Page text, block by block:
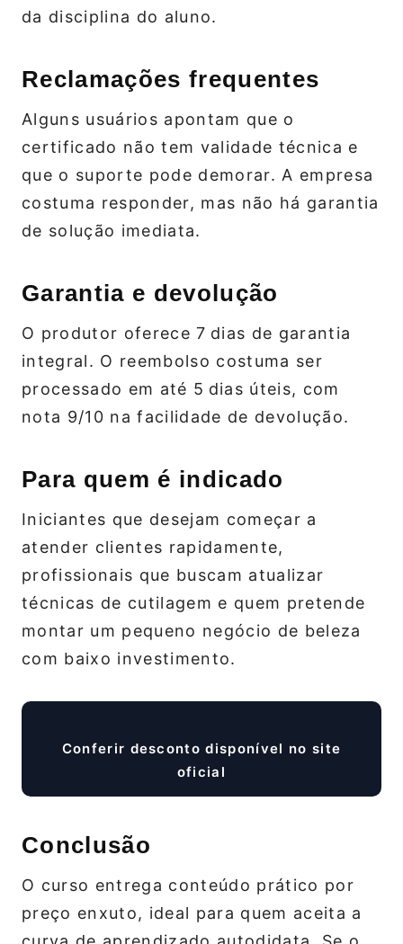
da disciplina do aluno.
Reclamações frequentes
Alguns usuários apontam que o
certificado não tem validade técnica e
que o suporte pode demorar. A empresa
costuma responder, mas não há garantia
de solução imediata.
Garantia e devolução
O produtor oferece 7 dias de garantia
integral. O reembolso costuma ser
processado em até 5 dias úteis, com
nota 9/10 na facilidade de devolução.
Para quem é indicado
Iniciantes que desejam começar a
atender clientes rapidamente,
profissionais que buscam atualizar
técnicas de cutilagem e quem pretende
montar um pequeno negócio de beleza
com baixo investimento.
Conferir desconto disponível no site
oficial
Conclusão
O curso entrega conteúdo prático por
preço enxuto, ideal para quem aceita a